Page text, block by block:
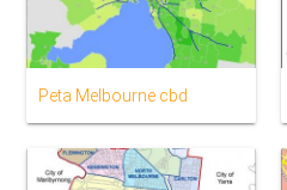
Peta Melbourne cbd